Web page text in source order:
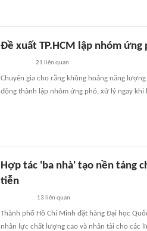
Đề xuất TP.HCM lập nhóm
21 liên quan
Chuyên gia cho rằng khủng hoảng năng
động thành lập nhóm ứng phó, xử lý ngay khi
Hợp tác 'ba nhà' tạo nền tảng
tiễn
13 liên quan
Thành phố Hồ Chí Minh đặt hàng Đại học
nhân lực chất lượng cao và nhân tài cho các